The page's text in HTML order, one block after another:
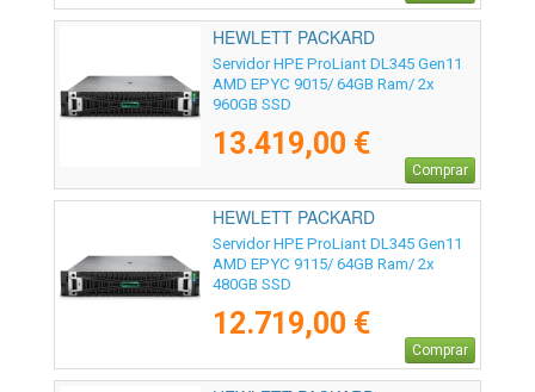
HEWLETT PACKARD
ENTERPRISE - P81837-425
Servidor HPE ProLiant DL345 Gen11
AMD EPYC 9015/ 64GB Ram/ 2x
960GB SSD
13.419,00 €
Comprar
HEWLETT PACKARD
ENTERPRISE - P81839-425
Servidor HPE ProLiant DL345 Gen11
AMD EPYC 9115/ 64GB Ram/ 2x
480GB SSD
12.719,00 €
Comprar